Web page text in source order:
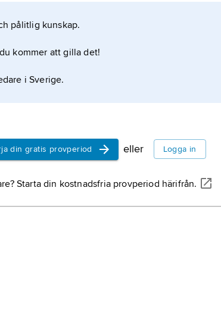
pålitlig kunskap.
kommer att gilla det!
i Sverige.
din gratis provperiod eller Logga in
Starta din kostnadsfria provperiod härifrån.